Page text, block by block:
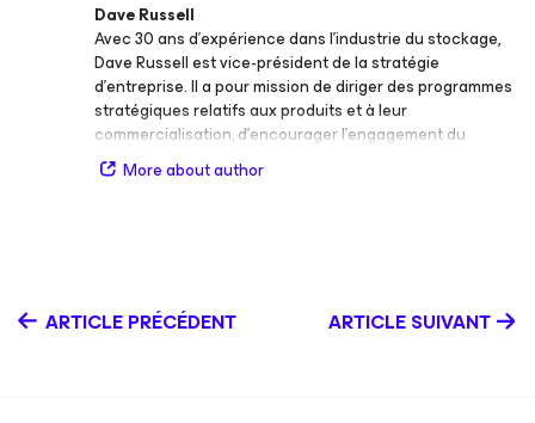
Dave Russell
Avec 30 ans d’expérience dans l’industrie du stockage,
Dave Russell est vice-président de la stratégie
d’entreprise. Il a pour mission de diriger des programmes
stratégiques relatifs aux produits et à leur
commercialisation, d’encourager l’engagement du
secteur et d’évangéliser la vision de Veeam en matière
de gestion des données dans le cloud lors d’événements
stockage constituaient alors ses sujets d'étude de
More about author
ARTICLE PRÉCÉDENT ARTICLE SUIVANT